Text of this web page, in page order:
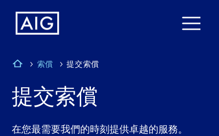
索償 提交索償
提交索償
在您最需要我們的時刻提供卓越的服務。